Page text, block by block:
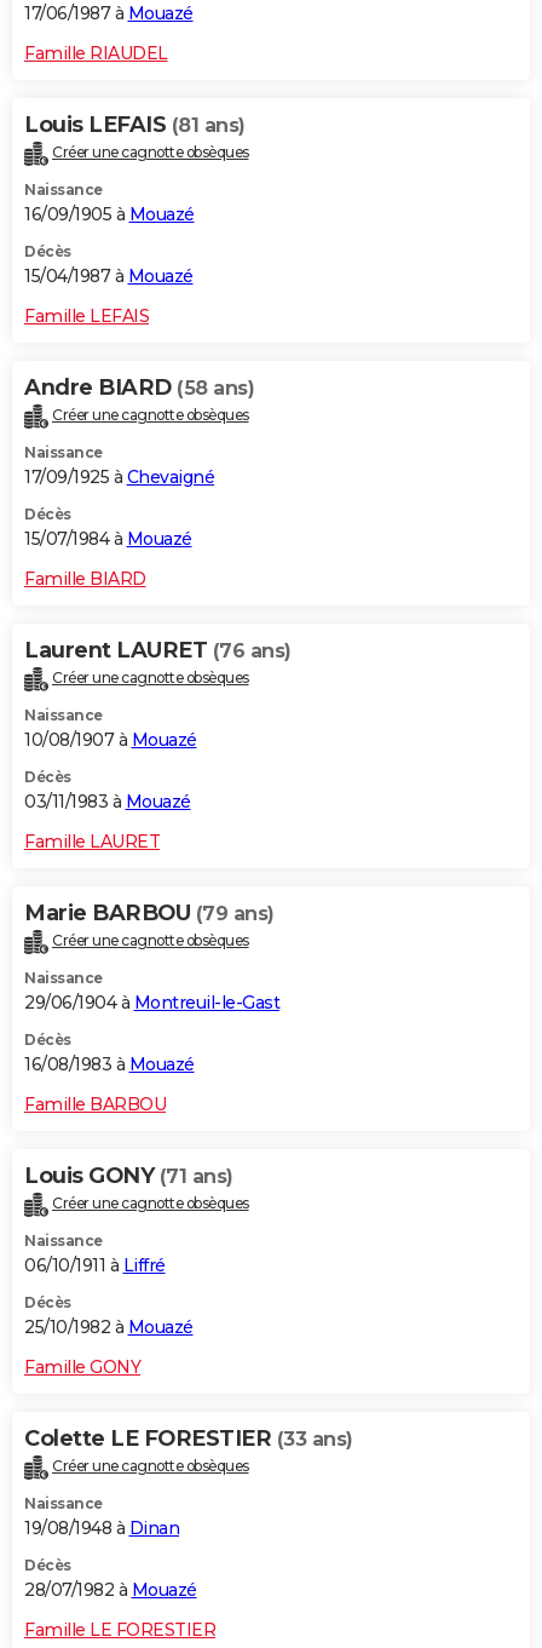
17/06/1987 à Mouazé
Famille RIAUDEL
Louis LEFAIS (81 ans)
Créer une cagnotte obsèques
Naissance
16/09/1905 à Mouazé
Décès
15/04/1987 à Mouazé
Famille LEFAIS
Andre BIARD (58 ans)
Créer une cagnotte obsèques
Naissance
17/09/1925 à Chevaigné
Décès
15/07/1984 à Mouazé
Famille BIARD
Laurent LAURET (76 ans)
Créer une cagnotte obsèques
Naissance
10/08/1907 à Mouazé
Décès
03/11/1983 à Mouazé
Famille LAURET
Marie BARBOU (79 ans)
Créer une cagnotte obsèques
Naissance
29/06/1904 à Montreuil-le-Gast
Décès
16/08/1983 à Mouazé
Famille BARBOU
Louis GONY (71 ans)
Créer une cagnotte obsèques
Naissance
06/10/1911 à Liffré
Décès
25/10/1982 à Mouazé
Famille GONY
Colette LE FORESTIER (33 ans)
Créer une cagnotte obsèques
Naissance
19/08/1948 à Dinan
Décès
28/07/1982 à Mouazé
Famille LE FORESTIER